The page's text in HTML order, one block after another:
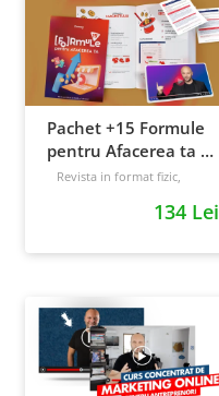
Pachet +15 Formule
pentru Afacerea ta +
Prompt-uri dedicate
Revista in format fizic,
134 Lei